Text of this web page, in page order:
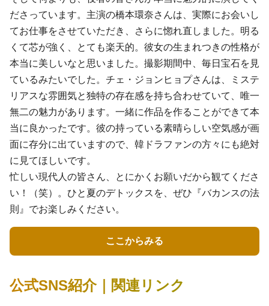
ださっています。主演の橋本環奈さんは、実際にお会いし
てお仕事をさせていただき、さらに惚れ直しました。明る
くて芯が強く、とても楽天的。彼女の生まれつきの性格が
本当に美しいなと思いました。撮影期間中、毎日宝石を見
ているみたいでした。チェ・ジョンヒョプさんは、ミステ
リアスな雰囲気と独特の存在感を持ち合わせていて、唯一
無二の魅力があります。一緒に作品を作ることができて本
当に良かったです。彼の持っている素晴らしい空気感が画
面に存分に出ていますので、韓ドラファンの方々にも絶対
に見てほしいです。
忙しい現代人の皆さん、とにかくお願いだから観てくださ
い！（笑）。ひと夏のデトックスを、ぜひ『バカンスの法
則』でお楽しみください。
ここからみる
公式SNS紹介｜関連リンク